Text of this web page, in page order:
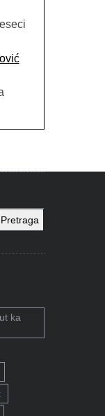
Pretraga
ka